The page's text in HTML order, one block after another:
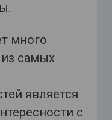
много
самых
является
с